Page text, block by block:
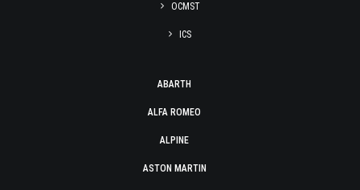
OCMST
ICS
ABARTH
ALFA ROMEO
ALPINE
ASTON MARTIN